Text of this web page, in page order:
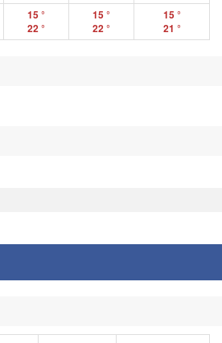
15 °
22 °
15 °
22 °
15 °
21 °